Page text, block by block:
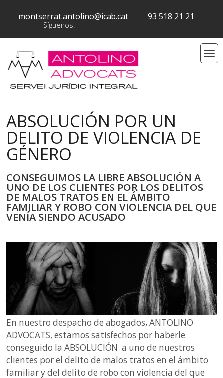
montserrat.antolino@icab.cat 93 518 21 21
Síguenos:
ABSOLUCIÓN POR UN
DELITO DE VIOLENCIA DE
GÉNERO
CONSEGUIMOS LA LIBRE ABSOLUCIÓN A
UNO DE LOS CLIENTES POR LOS DELITOS
DE MALOS TRATOS EN EL ÁMBITO
FAMILIAR Y ROBO CON VIOLENCIA DEL QUE
VENÍA SIENDO ACUSADO
En nuestro despacho de abogados, ANTOLINO
ADVOCATS, estamos satisfechos por haberle
conseguido la ABSOLUCIÓN a uno de nuestros
clientes por el delito de malos tratos en el ámbito
familiar y del delito de robo con violencia del que